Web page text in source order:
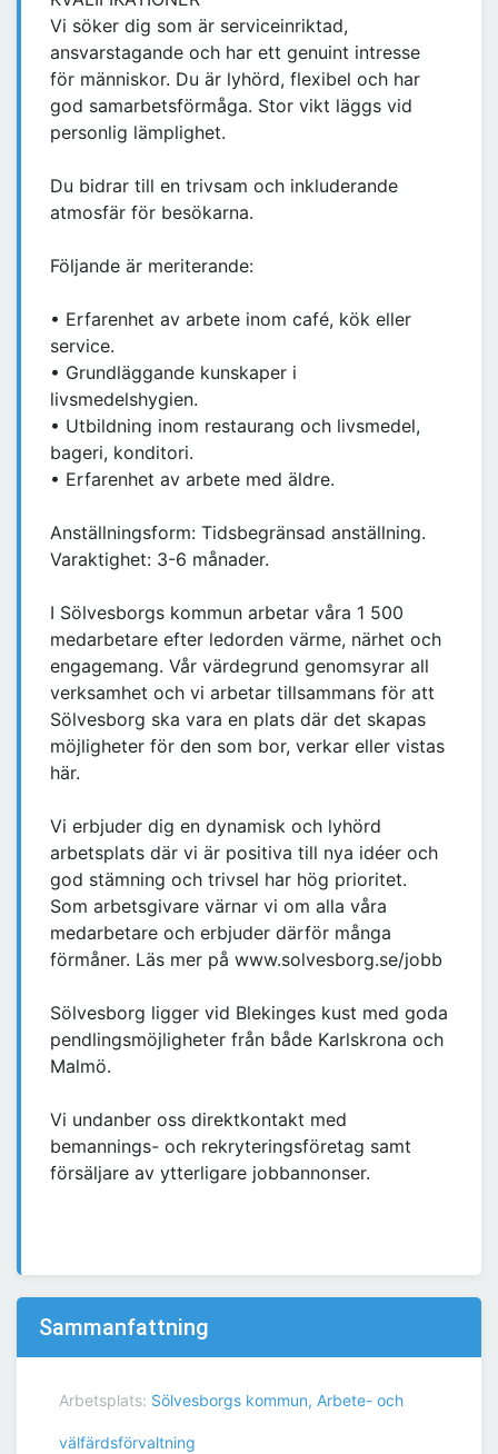
Vi söker dig som är serviceinriktad,
ansvarstagande och har ett genuint intresse
för människor. Du är lyhörd, flexibel och har
god samarbetsförmåga. Stor vikt läggs vid
personlig lämplighet.
Du bidrar till en trivsam och inkluderande
atmosfär för besökarna.
Följande är meriterande:
• Erfarenhet av arbete inom café, kök eller
service.
• Grundläggande kunskaper i
livsmedelshygien.
• Utbildning inom restaurang och livsmedel,
bageri, konditori.
• Erfarenhet av arbete med äldre.
Anställningsform: Tidsbegränsad anställning.
Varaktighet: 3-6 månader.
I Sölvesborgs kommun arbetar våra 1 500
medarbetare efter ledorden värme, närhet och
engagemang. Vår värdegrund genomsyrar all
verksamhet och vi arbetar tillsammans för att
Sölvesborg ska vara en plats där det skapas
möjligheter för den som bor, verkar eller vistas
här.
Vi erbjuder dig en dynamisk och lyhörd
arbetsplats där vi är positiva till nya idéer och
god stämning och trivsel har hög prioritet.
Som arbetsgivare värnar vi om alla våra
medarbetare och erbjuder därför många
förmåner. Läs mer på www.solvesborg.se/jobb
Sölvesborg ligger vid Blekinges kust med goda
pendlingsmöjligheter från både Karlskrona och
Malmö.
Vi undanber oss direktkontakt med
bemannings- och rekryteringsföretag samt
försäljare av ytterligare jobbannonser.
Sammanfattning
Arbetsplats: Sölvesborgs kommun, Arbete- och
välfärdsförvaltning